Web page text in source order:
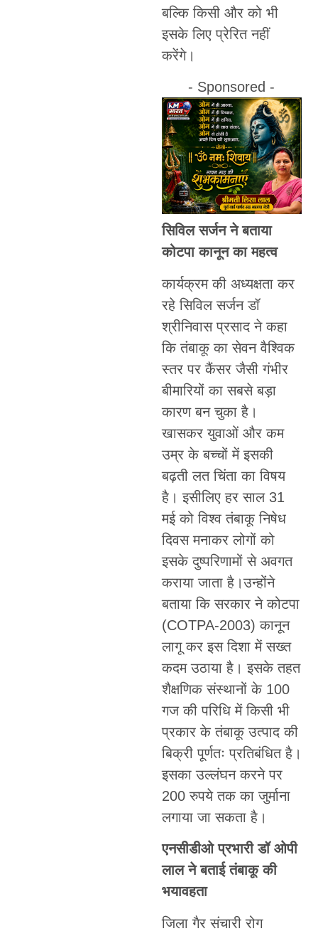
बल्कि किसी और को भी
इसके लिए प्रेरित नहीं
करेंगे।
- Sponsored -
सिविल सर्जन ने बताया
कोटपा कानून का महत्व
कार्यक्रम की अध्यक्षता कर
रहे सिविल सर्जन डॉ
श्रीनिवास प्रसाद ने कहा
कि तंबाकू का सेवन वैश्विक
स्तर पर कैंसर जैसी गंभीर
बीमारियों का सबसे बड़ा
कारण बन चुका है।
खासकर युवाओं और कम
उम्र के बच्चों में इसकी
बढ़ती लत चिंता का विषय
है। इसीलिए हर साल 31
मई को विश्व तंबाकू निषेध
दिवस मनाकर लोगों को
इसके दुष्परिणामों से अवगत
कराया जाता है।उन्होंने
बताया कि सरकार ने कोटपा
(COTPA-2003) कानून
लागू कर इस दिशा में सख्त
कदम उठाया है। इसके तहत
शैक्षणिक संस्थानों के 100
गज की परिधि में किसी भी
प्रकार के तंबाकू उत्पाद की
बिक्री पूर्णतः प्रतिबंधित है।
इसका उल्लंघन करने पर
200 रुपये तक का जुर्माना
लगाया जा सकता है।
एनसीडीओ प्रभारी डॉ ओपी
लाल ने बताई तंबाकू की
भयावहता
जिला गैर संचारी रोग